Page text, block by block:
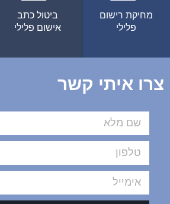
מחיקת רישום
פלילי
ביטול כתב
אישום פלילי
צרו איתי קשר